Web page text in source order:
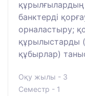
банктерді
орналастыру;
құрылыстарды
құбырлар)
Оқу жылы - 3
Семестр - 1